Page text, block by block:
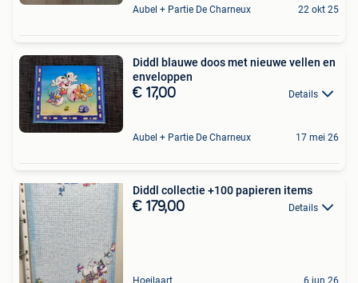
Aubel + Partie De Charneux 22 okt 25
Diddl blauwe doos met nieuwe vellen en
enveloppen
€ 17,00 Details
Aubel + Partie De Charneux 17 mei 26
Diddl collectie +100 papieren items
€ 179,00 Details
Hoeilaart 6 jun 26